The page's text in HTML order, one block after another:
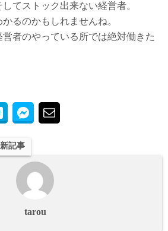
てストック出来ない経営者。
るのかもしれませんね。
者のやっている所では絶対働きた
記事
tarou